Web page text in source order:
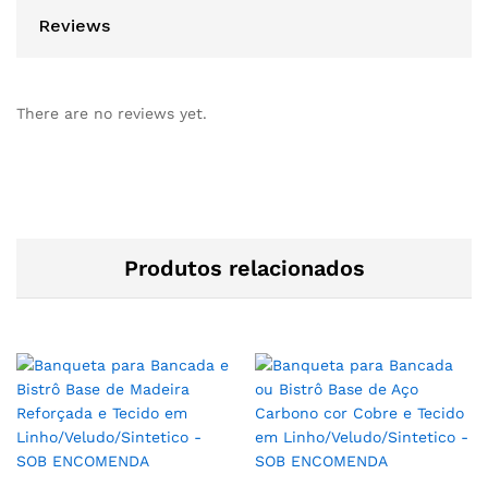
Reviews
There are no reviews yet.
Produtos relacionados